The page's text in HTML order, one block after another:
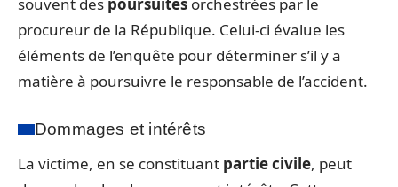
procureur de la République. Celui-ci évalue les
éléments de l’enquête pour déterminer s’il y a
matière à poursuivre le responsable de l’accident.
Dommages et intérêts
La victime, en se constituant partie civile, peut